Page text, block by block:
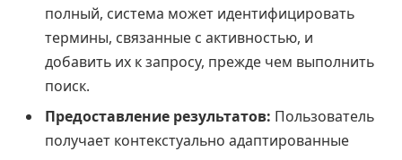
полный, система может идентифицировать
термины, связанные с активностью, и
добавить их к запросу, прежде чем выполнить
поиск.
Предоставление результатов: Пользователь
получает контекстуально адаптированные